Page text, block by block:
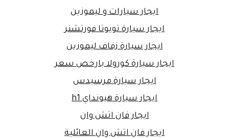
ايجار سيارات و ليموزين
ايجار سيارة تويوتا فورتشنر
ايجار سيارة زفاف ليموزين
ايجار سيارة كورولا بارخص سعر
ايجار سيارة مرسيدس
ايجار سيارة هيونداي h1
ايجار فان اتش وان
ايجار فان اتش وان العائلية